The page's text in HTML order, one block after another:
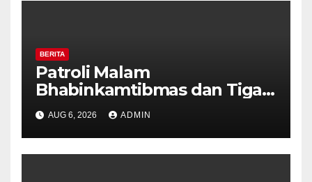
BERITA
Patroli Malam
Bhabinkamtibmas dan Tiga
Pilar Kelurahan Ungaran
Perkuat Kamtibmas, Warga
Diajak Aktifkan Ronda
AUG 6, 2026 ADMIN